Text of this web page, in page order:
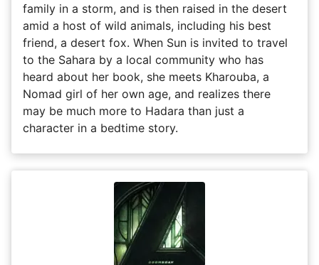
family in a storm, and is then raised in the desert
amid a host of wild animals, including his best
friend, a desert fox. When Sun is invited to travel
to the Sahara by a local community who has
heard about her book, she meets Kharouba, a
Nomad girl of her own age, and realizes there
may be much more to Hadara than just a
character in a bedtime story.